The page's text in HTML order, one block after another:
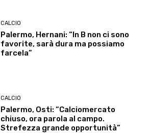
CALCIO
Palermo, Hernani: “In B non ci sono
favorite, sarà dura ma possiamo
farcela”
CALCIO
Palermo, Osti: “Calciomercato
chiuso, ora parola al campo.
Strefezza grande opportunità”